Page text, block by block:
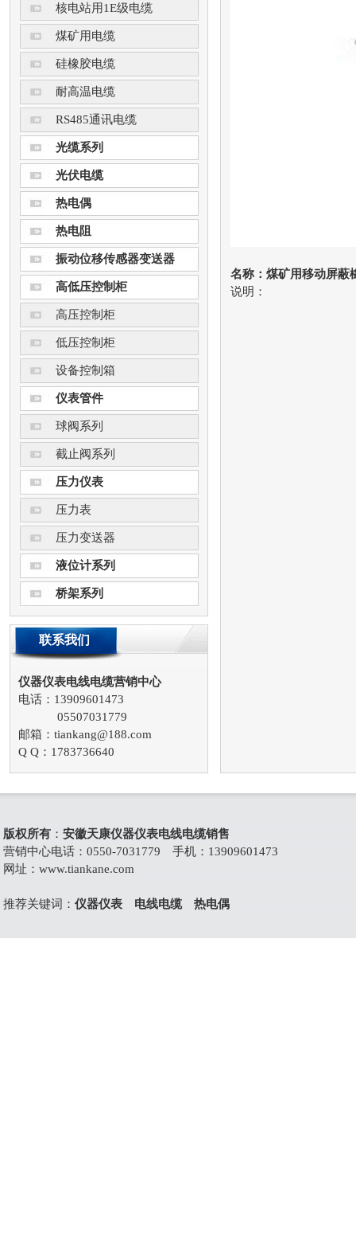
核电站用1E级电缆
煤矿用电缆
硅橡胶电缆
耐高温电缆
RS485通讯电缆
光缆系列
光伏电缆
热电偶
热电阻
振动位移传感器变送器
高低压控制柜
高压控制柜
低压控制柜
设备控制箱
仪表管件
球阀系列
截止阀系列
压力仪表
压力表
压力变送器
液位计系列
桥架系列
联系我们
仪器仪表电线电缆营销中心
电话：13909601473
05507031779
邮箱：tiankang@188.com
Q Q：1783736640
名称：煤矿用移动屏蔽
说明：
版权所有 ： 安徽天康仪器仪表电线电缆销售
营销中心电话：0550-7031779 手机：13909601473
网址： www.tiankane.com
推荐关键词： 仪器仪表 电线电缆 热电偶